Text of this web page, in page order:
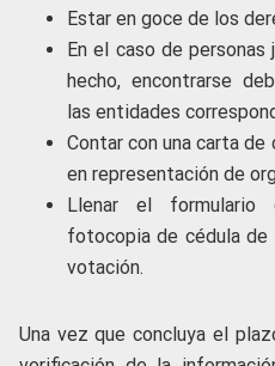
Estar en goce de los
En el caso de personas
hecho, encontrarse
las entidades
Contar con una carta
en representación de
Llenar el formulario
fotocopia de cédula de
votación.
Una vez que concluya el